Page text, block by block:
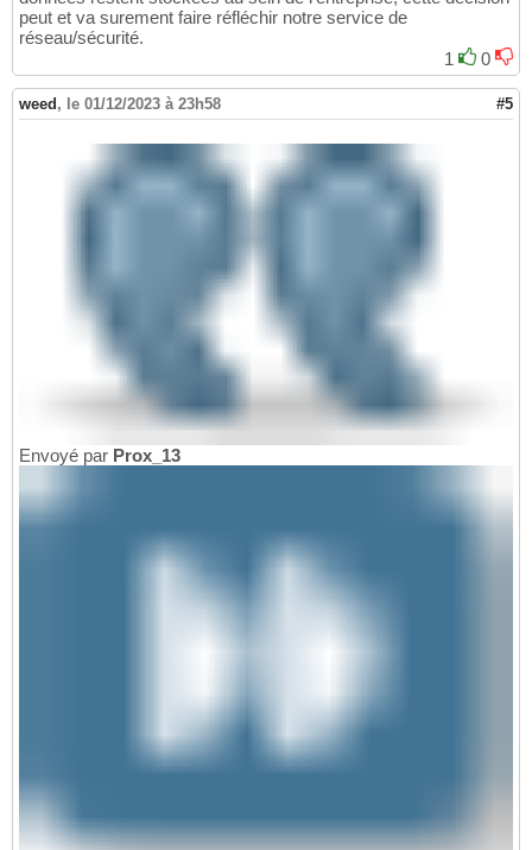
peut et va surement faire réfléchir notre service de
réseau/sécurité.
1
0
weed , le 01/12/2023 à 23h58 #5
Envoyé par Prox_13